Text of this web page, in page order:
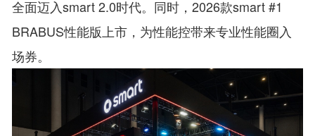
全面迈入smart 2.0时代。同时，2026款smart #1
BRABUS性能版上市，为性能控带来专业性能圈入
场券。